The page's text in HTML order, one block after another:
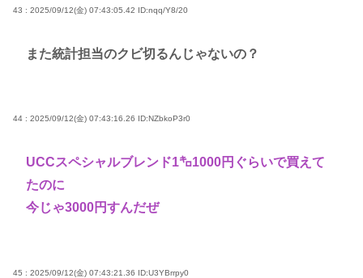
43 : 2025/09/12(金) 07:43:05.42 ID:nqq/Y8/20
また統計担当のクビ切るんじゃないの？
44 : 2025/09/12(金) 07:43:16.26 ID:NZbkoP3r0
UCCスペシャルブレンド1㌔1000円ぐらいで買えて
たのに
今じゃ3000円すんだぜ
45 : 2025/09/12(金) 07:43:21.36 ID:U3YBrrpy0